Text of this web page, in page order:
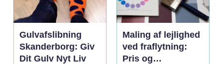
Gulvafslibning
Skanderborg: Giv
Dit Gulv Nyt Liv
Maling af lejlighed
ved fraflytning:
Pris og